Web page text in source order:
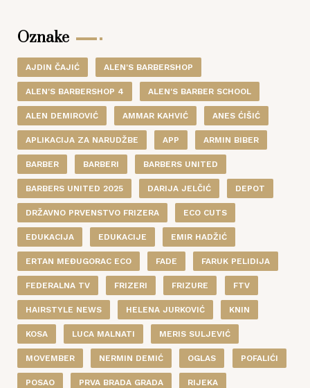
Oznake
AJDIN ČAJIĆ ALEN'S BARBERSHOP
ALEN'S BARBERSHOP 4 ALEN'S BARBER SCHOOL
ALEN DEMIROVIĆ AMMAR KAHVIĆ ANES ĆIŠIĆ
APLIKACIJA ZA NARUDŽBE APP ARMIN BIBER
BARBER BARBERI BARBERS UNITED
BARBERS UNITED 2025 DARIJA JELČIĆ DEPOT
DRŽAVNO PRVENSTVO FRIZERA ECO CUTS
EDUKACIJA EDUKACIJE EMIR HADŽIĆ
ERTAN MEĐUGORAC ECO FADE FARUK PELIDIJA
FEDERALNA TV FRIZERI FRIZURE FTV
HAIRSTYLE NEWS HELENA JURKOVIĆ KNIN
KOSA LUCA MALNATI MERIS SULJEVIĆ
MOVEMBER NERMIN DEMIĆ OGLAS POFALIĆI
POSAO PRVA BRADA GRADA RIJEKA